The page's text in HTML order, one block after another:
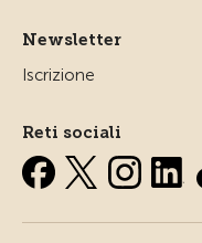
Newsletter
Iscrizione
Reti sociali